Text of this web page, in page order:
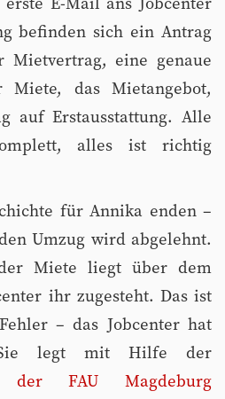
befinden sich ein Antrag
Mietvertrag, eine genaue
Miete, das Mietangebot,
auf Erstausstattung. Alle
alles ist richtig
für Annika enden –
Umzug wird abgelehnt.
Miete liegt über dem
ihr zugesteht. Das ist
– das Jobcenter hat
Sie legt mit Hilfe der
der FAU Magdeburg